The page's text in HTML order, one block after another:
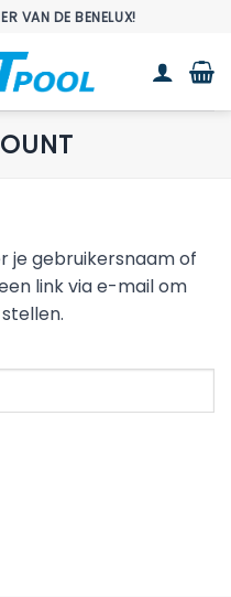
VAN DE BENELUX!
je gebruikersnaam of
link via e-mail om